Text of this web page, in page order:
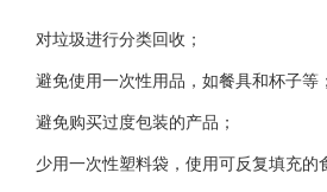
对垃圾进行分类回收；
避免使用一次性用品，如餐具和杯子等；
避免购买过度包装的产品；
少用一次性塑料袋，使用可反复填充的